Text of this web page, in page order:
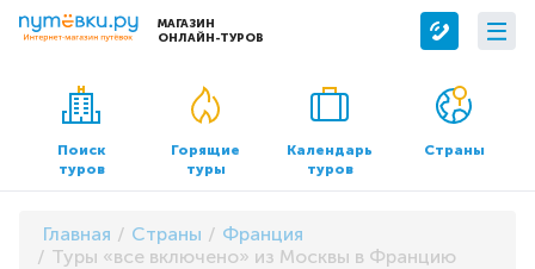
МАГАЗИН
ОНЛАЙН-ТУРОВ
Сервисы
Бронирование отелей
Трансфер
О компании
О нас
Контакты
Документы и реквизиты
Поиск
туров
Горящие
туры
Календарь
туров
Страны
Главная Страны
Франция
Туры «все включено» из Москвы в Францию